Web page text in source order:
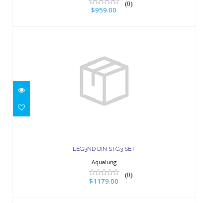
(0)
$959.00
LEG3ND DIN STG3 SET
LEG3ND DIN STG3 SET
Aqualung
(0)
$1179.00